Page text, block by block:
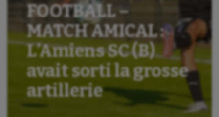
FOOTBALL –
MATCH AMICAL :
L’Amiens SC (B)
avait sorti la grosse
artillerie